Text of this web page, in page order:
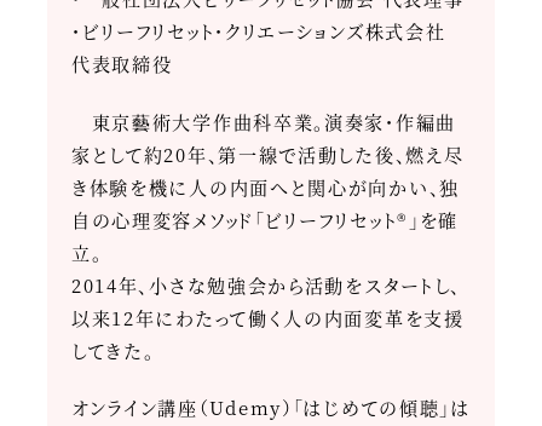
・ビリーフリセット・クリエーションズ株式会社
代表取締役
東京藝術大学作曲科卒業。演奏家・作編曲
家として約20年、第一線で活動した後、燃え尽
き体験を機に人の内面へと関心が向かい、独
自の心理変容メソッド「ビリーフリセット®」を確
立。
2014年、小さな勉強会から活動をスタートし、
以来12年にわたって働く人の内面変革を支援
してきた。
オンライン講座（Udemy）「はじめての傾聴」は